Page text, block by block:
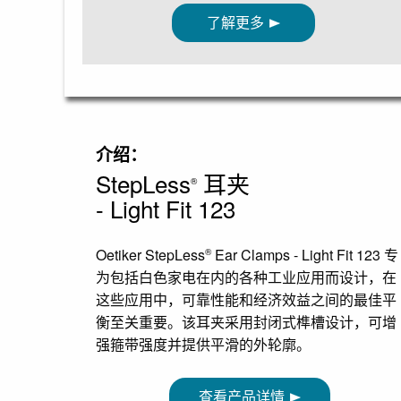
了解更多
介绍：
StepLess®耳夹
- Light Fit 123
Oetiker StepLess®Ear Clamps - Light Fit 123 专
为包括白色家电在内的各种工业应用而设计，在
这些应用中，可靠性能和经济效益之间的最佳平
衡至关重要。该耳夹采用封闭式榫槽设计，可增
强箍带强度并提供平滑的外轮廓。
查看产品详情